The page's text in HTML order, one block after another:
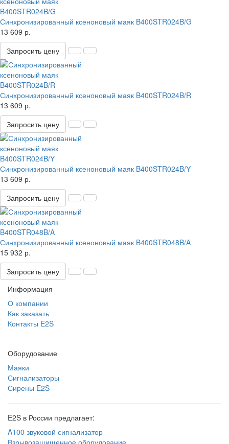
Синхронизированный ксеноновый маяк B400STR024B/G
13 609 р.
Запросить цену
Синхронизированный ксеноновый маяк B400STR024B/R
13 609 р.
Запросить цену
Синхронизированный ксеноновый маяк B400STR024B/Y
13 609 р.
Запросить цену
Синхронизированный ксеноновый маяк B400STR048B/A
15 932 р.
Запросить цену
Информация
О компании
Как заказать
Контакты E2S
Оборудование
Маяки
Сигнализаторы
Сирены E2S
E2S в России предлагает:
A100 звуковой сигнализатор